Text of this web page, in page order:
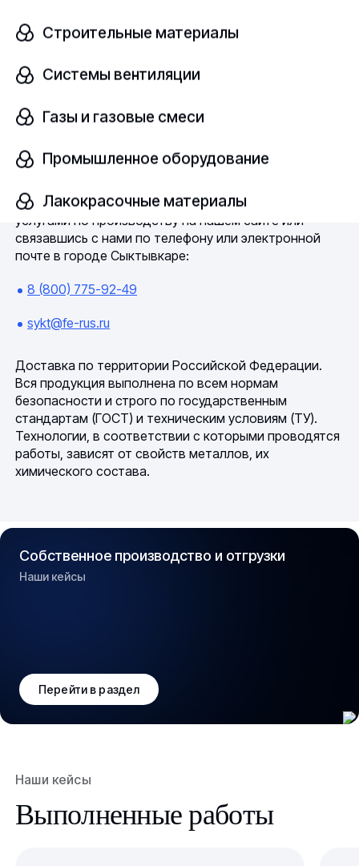
Строительные материалы
Системы вентиляции
Газы и газовые смеси
Промышленное оборудование
Лакокрасочные материалы
поставщиками одновременно и подстраиваться под
каждого. У нас на складе в наличии большой выбор
Мы гарантируем его качество и оригинальность.
необходимое содействие в процессе
строительства.
Развивайтесь вместе с Ферус
Наше предприятие предлагает Вам ознакомиться с
услугами по производству на нашем сайте или
связавшись с нами по телефону или электронной
почте в городе Сыктывкаре:
8 (800) 775-92-49
sykt@fe-rus.ru
Доставка по территории Российской Федерации.
Вся продукция выполнена по всем нормам
безопасности и строго по государственным
стандартам (ГОСТ) и техническим условиям (ТУ).
Технологии, в соответствии с которыми проводятся
работы, зависят от свойств металлов, их
химического состава.
Собственное производство и отгрузки
Наши кейсы
Перейти в раздел
Наши кейсы
Выполненные работы